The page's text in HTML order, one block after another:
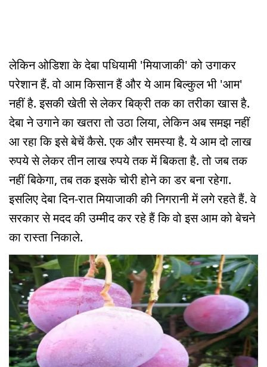
लेकिन ओडिशा के देबा पधियामी 'मियाजाकी' को उगाकर
परेशान हैं. वो आम किसान हैं और ये आम बिल्कुल भी 'आम'
नहीं है. इसकी खेती से लेकर बिक्री तक का तरीका खास है.
देबा ने उगाने का खतरा तो उठा लिया, लेकिन अब समझ नहीं
आ रहा कि इसे बेचें कैसे. एक और समस्या है. ये आम दो लाख
रुपये से लेकर तीन लाख रुपये तक में बिकता है. तो जब तक
नहीं बिकेगा, तब तक इसके चोरी होने का डर बना रहेगा.
इसलिए देबा दिन-रात मियाजाकी की निगरानी में लगे रहते हैं. वे
सरकार से मदद की उम्मीद कर रहे हैं कि वो इस आम को बेचने
का रास्ता निकाले.